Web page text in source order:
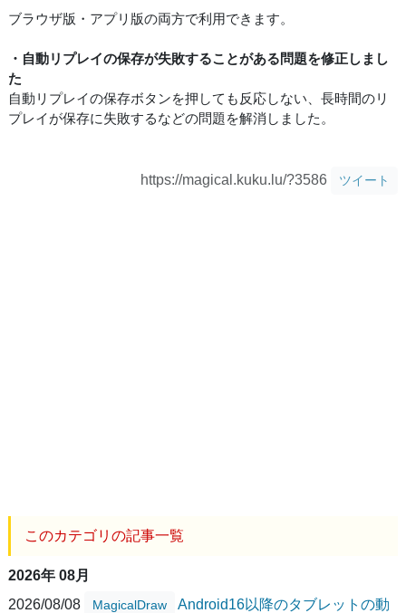
ブラウザ版・アプリ版の両方で利用できます。
・自動リプレイの保存が失敗することがある問題を修正しまし
た
自動リプレイの保存ボタンを押しても反応しない、長時間のリ
プレイが保存に失敗するなどの問題を解消しました。
https://magical.kuku.lu/?3586 ツイート
このカテゴリの記事一覧
2026年 08月
2026/08/08
MagicalDraw
Android16以降のタブレットの動